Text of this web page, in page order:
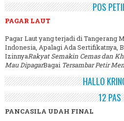
POS
PAGAR LAUT
Pagar Laut yang terjadi di Tangerang
Indonesia, Apalagi Ada Sertifikatnya,
IzinnyaRakyat Semakin Cemas dan
Mau DipagarBagai Tersambar Petir
HALLO
12 PAS
PANCASILA UDAH FINAL